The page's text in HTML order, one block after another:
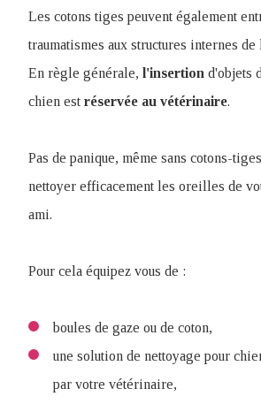
Les cotons tiges peuvent également
traumatismes aux structures internes
En règle générale, l'insertion d'objets
chien est réservée au vétérinaire.
Pas de panique, même sans cotons-
nettoyer efficacement les oreilles de
ami.
Pour cela équipez vous de :
boules de gaze ou de coton,
une solution de nettoyage pour
par votre vétérinaire,